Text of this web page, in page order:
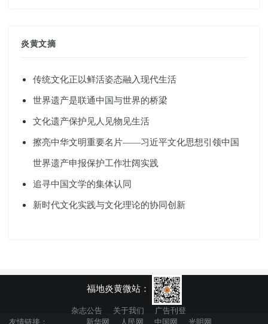
炎黄文摘
传统文化正以鲜活姿态融入现代生活
世界遗产是联通中国与世界的桥梁
文化遗产保护见人见物见生活
擦亮中华文明重要名片——习近平文化思想引领中国
世界遗产申报保护工作壮阔实践
追寻中国文学的集体认同
新时代文化实践与文化理论的协同创新
福地炎黄微站：
杂志公告 关于我们
广告刊登
友情链接：
新华网 人民网 中国网 光明网